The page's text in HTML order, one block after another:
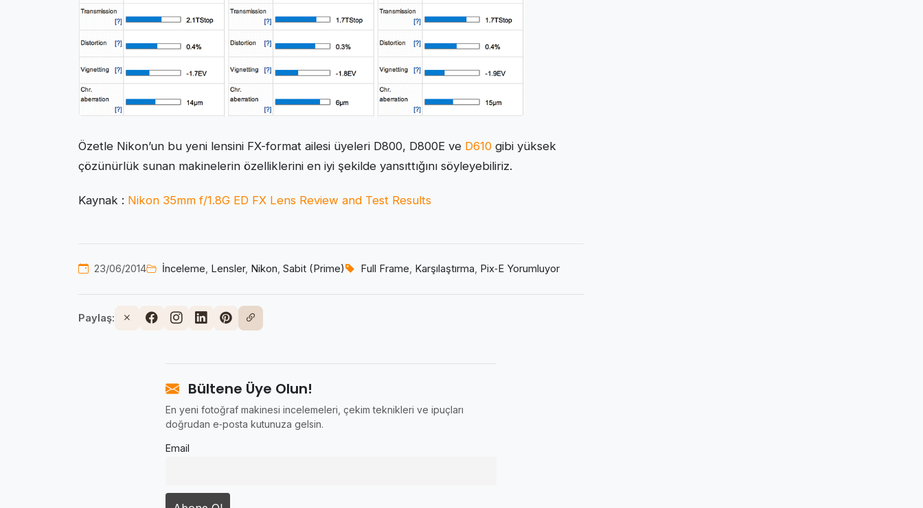
Özetle Nikon’un bu yeni lensini FX-format ailesi üyeleri D800, D800E ve D610 gibi yüksek
çözünürlük sunan makinelerin özelliklerini en iyi şekilde yansıttığını söyleyebiliriz.
Kaynak : Nikon 35mm f/1.8G ED FX Lens Review and Test Results
23/06/2014 İnceleme, Lensler, Nikon, Sabit (Prime) Full Frame, Karşılaştırma, Pix‑E Yorumluyor
Paylaş:
Bültene Üye Olun!
En yeni fotoğraf makinesi incelemeleri, çekim teknikleri ve ipuçları
doğrudan e‑posta kutunuza gelsin.
Email